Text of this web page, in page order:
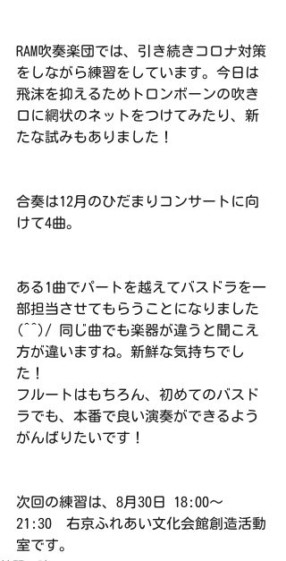
RAM吹奏楽団では、引き続きコロナ対策
をしながら練習をしています。今日は
飛沫を抑えるためトロンボーンの吹き
口に網状のネットをつけてみたり、新
たな試みもありました！
合奏は12月のひだまりコンサートに向
けて4曲。
ある1曲でパートを越えてバスドラを一
部担当させてもらうことになりました
(^^)/ 同じ曲でも楽器が違うと聞こえ
方が違いますね。新鮮な気持ちでし
た！
フルートはもちろん、初めてのバスド
ラでも、本番で良い演奏ができるよう
がんばりたいです！
次回の練習は、8月30日 18:00〜
21:30　右京ふれあい文化会館創造活動
室です。